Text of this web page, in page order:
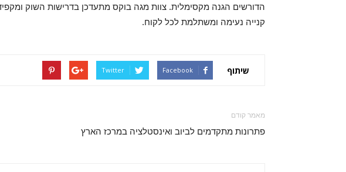
הדורשים הגנה מקסימלית. צוות מגה בוקס מתעדכן בדרישות השוק
קנייה נעימה ומשתלמת לכל לקוח.
שיתוף Facebook
Twitter
מאמר קודם
פתרונות מתקדמים לביוב ואינסטלציה במרכז הארץ